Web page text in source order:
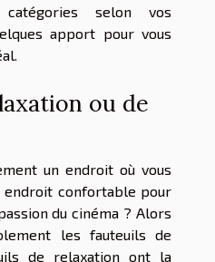
selon vos
apport pour vous
ou de
un endroit où vous
confortable pour
du cinéma ? Alors
les fauteuils de
de relaxation ont la